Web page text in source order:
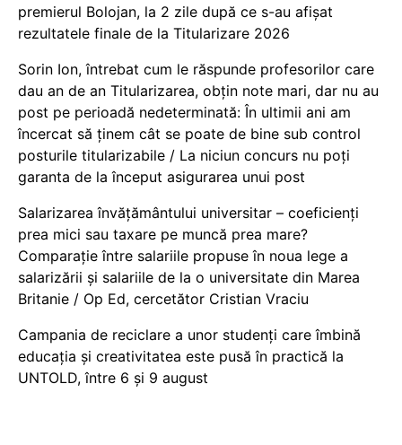
premierul Bolojan, la 2 zile după ce s-au afișat
rezultatele finale de la Titularizare 2026
Sorin Ion, întrebat cum le răspunde profesorilor care
dau an de an Titularizarea, obțin note mari, dar nu au
post pe perioadă nedeterminată: În ultimii ani am
încercat să ținem cât se poate de bine sub control
posturile titularizabile / La niciun concurs nu poți
garanta de la început asigurarea unui post
Salarizarea învățământului universitar – coeficienți
prea mici sau taxare pe muncă prea mare?
Comparație între salariile propuse în noua lege a
salarizării și salariile de la o universitate din Marea
Britanie / Op Ed, cercetător Cristian Vraciu
Campania de reciclare a unor studenți care îmbină
educația și creativitatea este pusă în practică la
UNTOLD, între 6 și 9 august